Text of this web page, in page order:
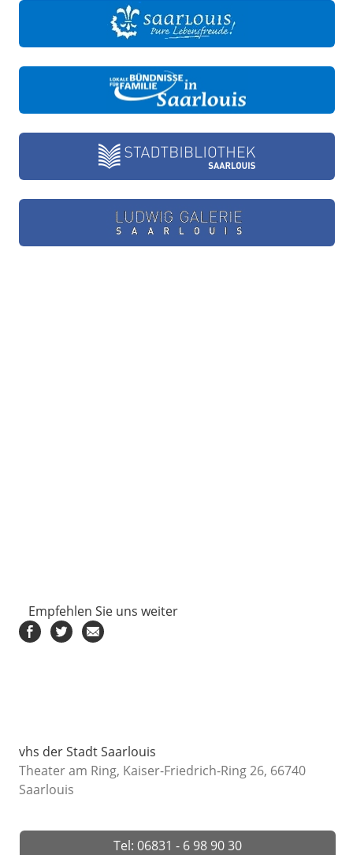
Empfehlen Sie uns weiter
vhs der Stadt Saarlouis
Theater am Ring, Kaiser-Friedrich-Ring 26, 66740
Saarlouis
Tel: 06831 - 6 98 90 30